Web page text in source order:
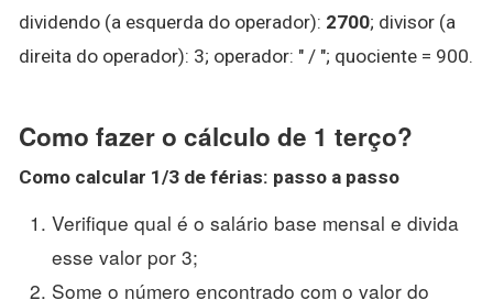
dividendo (a esquerda do operador): 2700; divisor (a
direita do operador): 3; operador: " / "; quociente = 900.
Como fazer o cálculo de 1 terço?
Como calcular 1/3 de férias: passo a passo
Verifique qual é o salário base mensal e divida
esse valor por 3;
Some o número encontrado com o valor do